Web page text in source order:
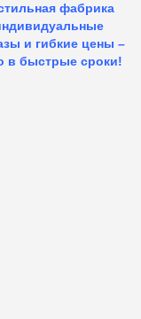
фабрика
и гибкие цены –
в быстрые сроки!